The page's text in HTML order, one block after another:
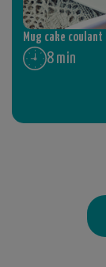
8 min
Mug cake coulant